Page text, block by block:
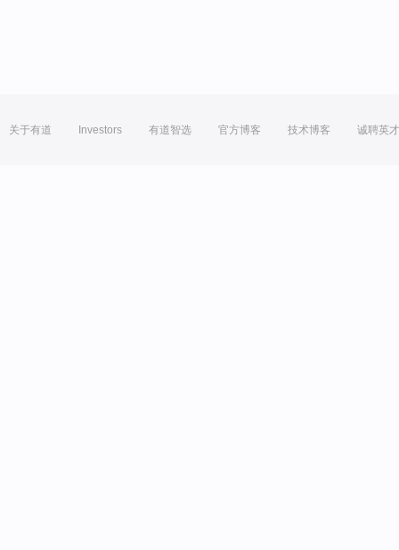
关于有道 Investors 有道智选 官方博客 技术博客 诚聘英才